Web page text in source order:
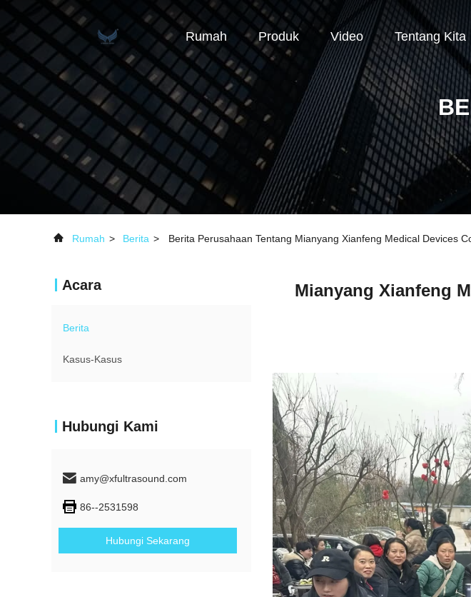
Rumah Produk Video Tentang Kita
Rumah > Berita > Berita Perusahaan Tentang Mianyang Xianfeng Medical Devices
Acara
Berita
Kasus-Kasus
Hubungi Kami
amy@xfultrasound.com
86--2531598
Hubungi Sekarang
Mianyang Xianfeng